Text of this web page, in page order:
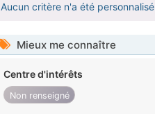
Aucun critère n'a été personnalisé
Mieux me connaître
Centre d'intérêts
Non renseigné